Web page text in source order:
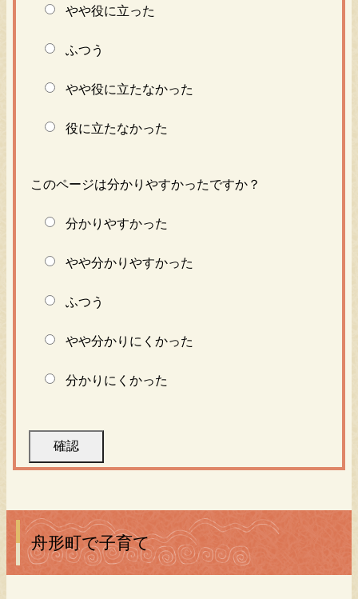
やや役に立った
ふつう
やや役に立たなかった
役に立たなかった
このページは分かりやすかったですか？
分かりやすかった
やや分かりやすかった
ふつう
やや分かりにくかった
分かりにくかった
舟形町で子育て